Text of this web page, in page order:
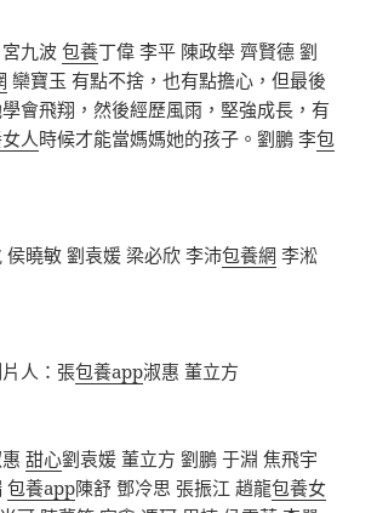
九波包養丁偉 李平 陳政舉 齊賢德 劉
欒寶玉 有點不捨，也有點擔心，但最後
會飛翔，然後經歷風雨，堅強成長，有
人時候才能當媽媽她的孩子。劉鵬 李包
曉敏 劉袁媛 梁必欣 李沛包養網 李淞
人：張包養app淑惠 董立方
甜心劉袁媛 董立方 劉鵬 于淵 焦飛宇
包養app陳舒 鄧冷思 張振江 趙龍包養女